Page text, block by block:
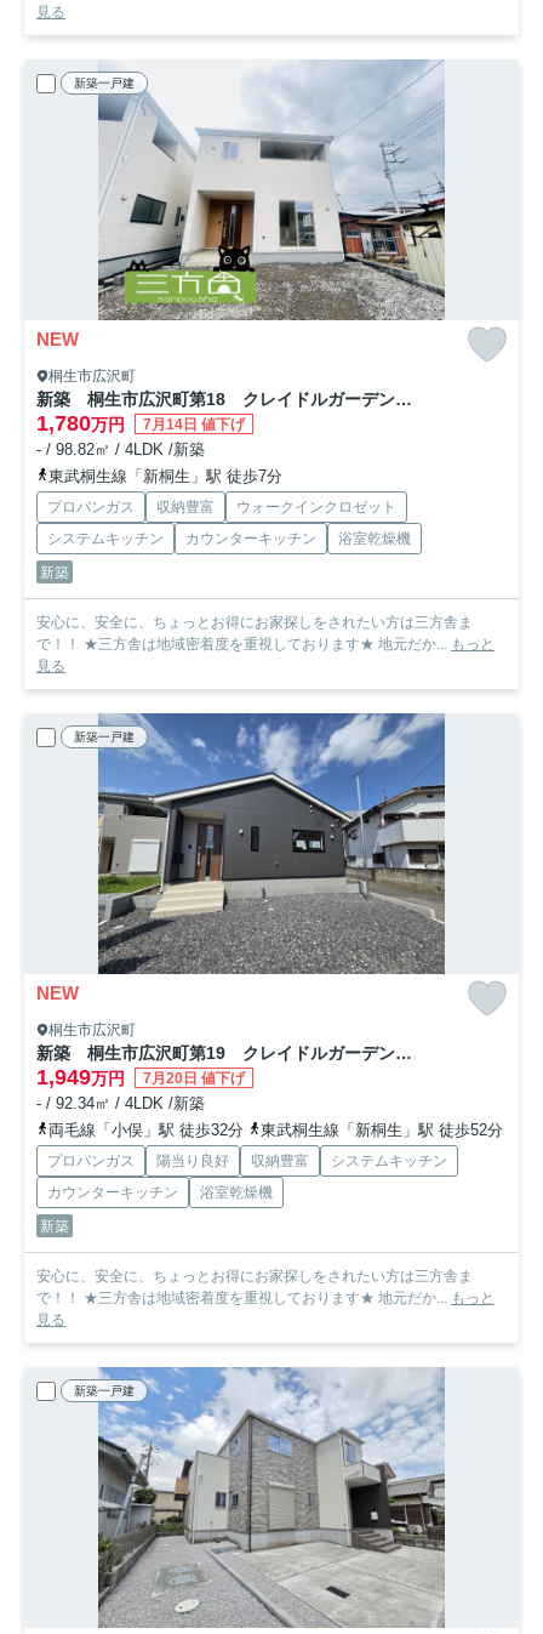
見る
新築一戸建
NEW
桐生市広沢町
新築 桐生市広沢町第18 クレイドルガーデン 3号棟
1,780万円 7月14日 値下げ
- / 98.82㎡ / 4LDK /新築
東武桐生線「新桐生」駅 徒歩7分
プロパンガス 収納豊富
ウォークインクロゼット
システムキッチン
カウンターキッチン
浴室乾燥機
新築
安心に、安全に、ちょっとお得にお家探しをされたい方は三方舎ま
で！！ ★三方舎は地域密着度を重視しております★ 地元だか...
もっと
見る
新築一戸建
NEW
桐生市広沢町
新築 桐生市広沢町第19 クレイドルガーデン 2号棟
1,949万円 7月20日 値下げ
- / 92.34㎡ / 4LDK /新築
両毛線「小俣」駅 徒歩32分
東武桐生線「新桐生」駅 徒歩52分
プロパンガス 陽当り良好 収納豊富
システムキッチン
カウンターキッチン
浴室乾燥機
新築
安心に、安全に、ちょっとお得にお家探しをされたい方は三方舎ま
で！！ ★三方舎は地域密着度を重視しております★ 地元だか...
もっと
見る
新築一戸建